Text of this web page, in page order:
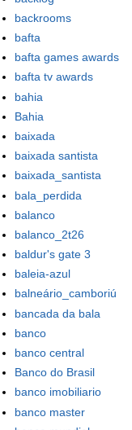
backrooms
bafta
bafta games awards
bafta tv awards
bahia
Bahia
baixada
baixada santista
baixada_santista
bala_perdida
balanco
balanco_2t26
baldur's gate 3
baleia-azul
balneário_camboriú
bancada da bala
banco
banco central
Banco do Brasil
banco imobiliario
banco master